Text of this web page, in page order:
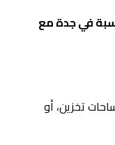
في جدة مع
تخزين، أو